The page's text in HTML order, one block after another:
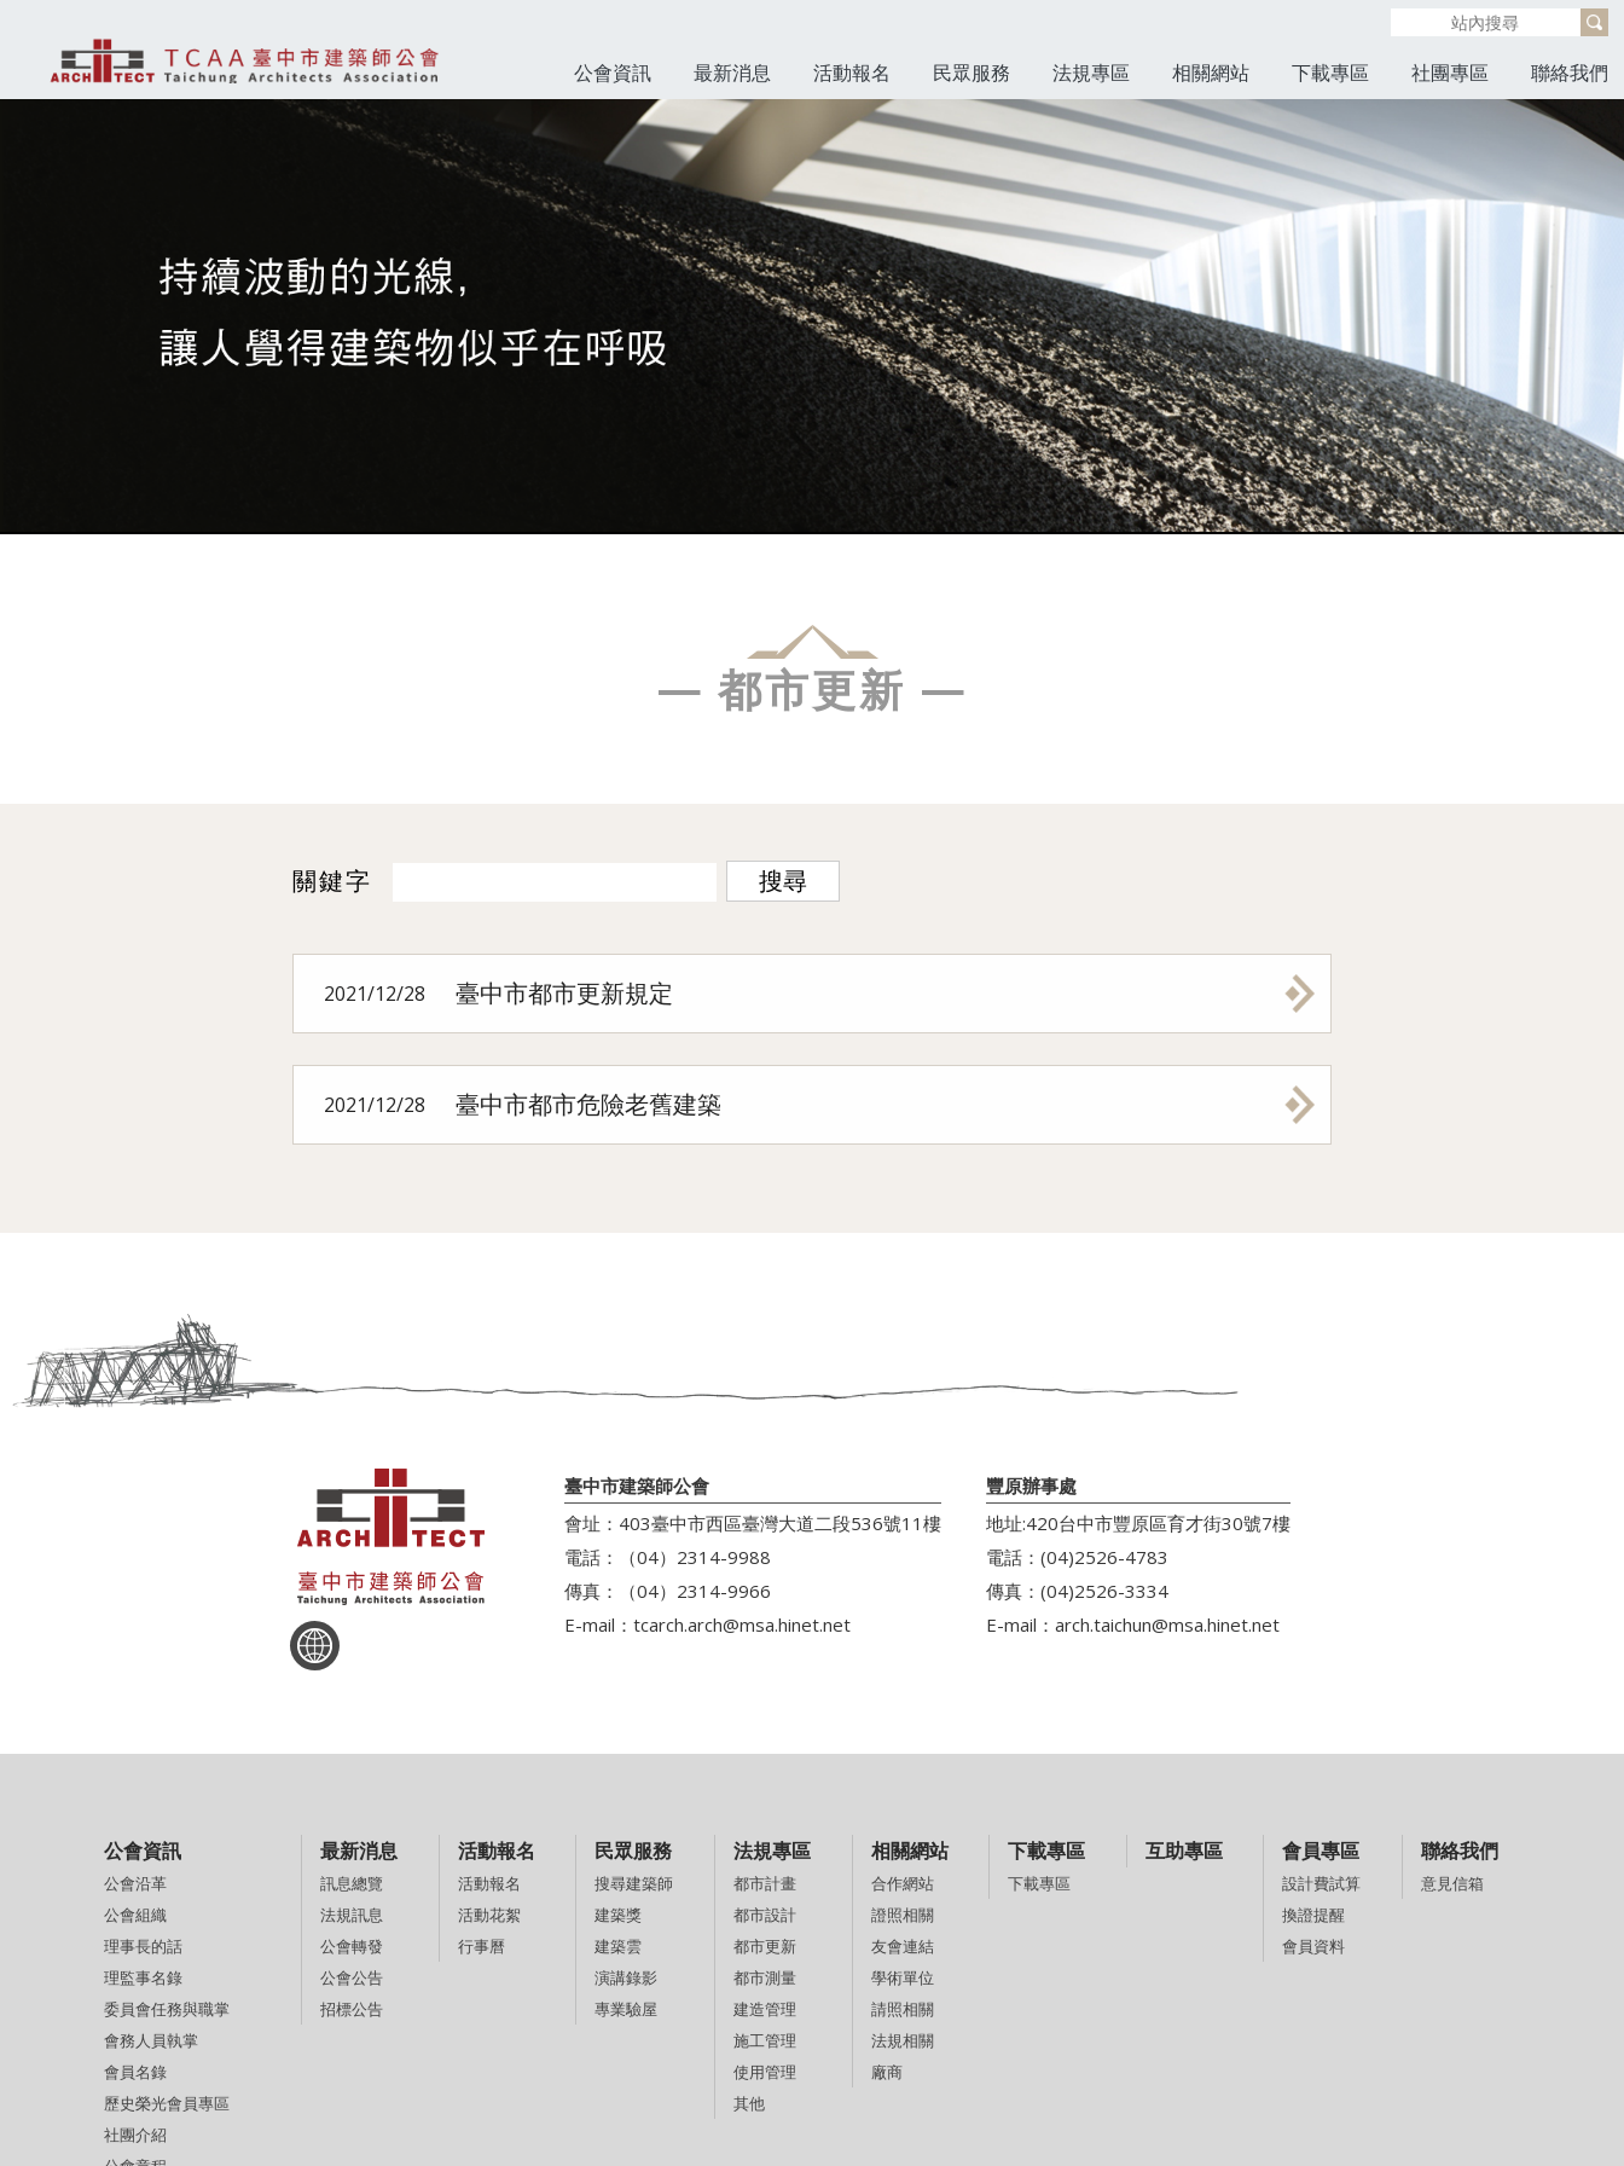
公會資訊 最新消息 活動報名 民眾服務 法規專區 相關網站 下載專區 社團專區 聯絡我們
— 都市更新 —
關鍵字 搜尋
2021/12/28 臺中市都市更新規定
2021/12/28 臺中市都市危險老舊建築
臺中市建築師公會
會址：403臺中市西區臺灣大道二段536號11樓
電話：（04）2314-9988
傳真：（04）2314-9966
E-mail：tcarch.arch@msa.hinet.net
豐原辦事處
地址:420台中市豐原區育才街30號7樓
電話：(04)2526-4783
傳真：(04)2526-3334
E-mail： arch.taichun@msa.hinet.net
公會資訊
公會沿革
公會組織
理事長的話
理監事名錄
委員會任務與職掌
會務人員執掌
會員名錄
歷史榮光會員專區
社團介紹
最新消息
訊息總覽
法規訊息
公會轉發
公會公告
招標公告
活動報名
活動報名
活動花絮
行事曆
民眾服務
搜尋建築師
建築獎
建築雲
演講錄影
專業驗屋
法規專區
都市計畫
都市設計
都市更新
都市測量
建造管理
施工管理
使用管理
其他
相關網站
合作網站
證照相關
友會連結
學術單位
請照相關
法規相關
廠商
下載專區
下載專區
互助專區 會員專區
設計費試算
換證提醒
會員資料
聯絡我們
意見信箱